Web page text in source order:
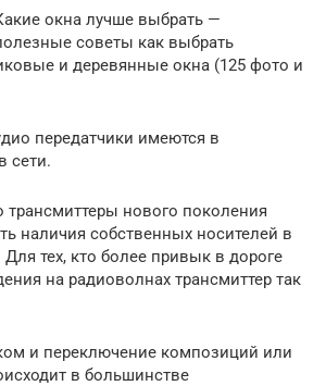
окна лучше выбрать —
советы как выбрать
и деревянные окна (125 фото и
передатчики имеются в
сети.
трансмиттеры нового поколения
наличия собственных носителей в
Для тех, кто более привык в дороге
на радиоволнах трансмиттер так
и переключение композиций или
в большинстве